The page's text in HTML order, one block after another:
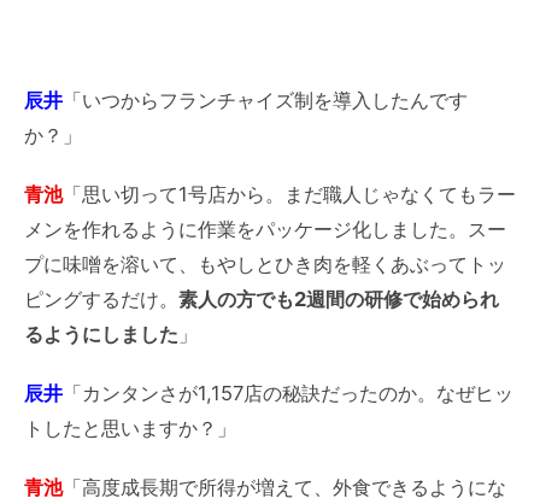
辰井 「いつからフランチャイズ制を導入したんです
か？」
青池「思い切って1号店から。まだ職人じゃなくてもラー
メンを作れるように作業をパッケージ化しました。スー
プに味噌を溶いて、もやしとひき肉を軽くあぶってトッ
ピングするだけ。 素人の方でも2週間の研修で始められ
るようにしました 」
辰井 「カンタンさが1,157店の秘訣だったのか。なぜヒッ
トしたと思いますか？」
青池「高度成長期で所得が増えて、外食できるようにな